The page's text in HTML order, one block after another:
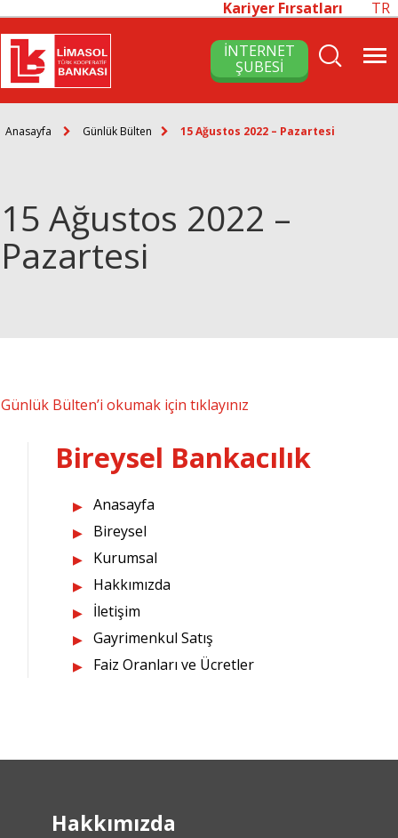
Kariyer Fırsatları TR
İNTERNET
ŞUBESİ
Anasayfa Günlük Bülten 15 Ağustos 2022 – Pazartesi
15 Ağustos 2022 –
Pazartesi
Günlük Bülten’i okumak için tıklayınız
Bireysel Bankacılık
Anasayfa
Bireysel
Kurumsal
Hakkımızda
İletişim
Gayrimenkul Satış
Faiz Oranları ve Ücretler
Hakkımızda